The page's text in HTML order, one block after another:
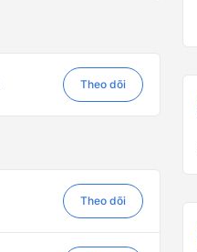
Theo dõi
Theo dõi